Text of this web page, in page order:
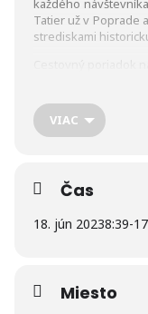
každého
Tatier už v Poprade
strediskami
VIAC
Čas
18. jún 20238:39-
Miesto